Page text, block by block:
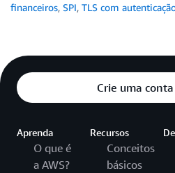
financeiros, SPI, TLS com
Crie uma
Aprenda
O que é
a AWS?
Recursos
Conceitos
básicos